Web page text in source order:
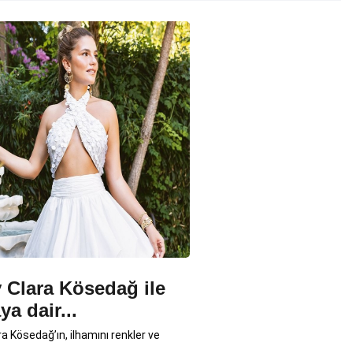
Clara Kösedağ ile
dair...
Kösedağ’ın, ilhamını renkler ve